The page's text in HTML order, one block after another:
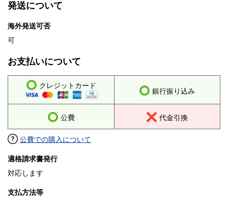
発送について
海外発送可否
可
お支払いについて
クレジットカード
銀行振り込み
公費 代金引換
公費での購入について
適格請求書発行
対応します
支払方法等